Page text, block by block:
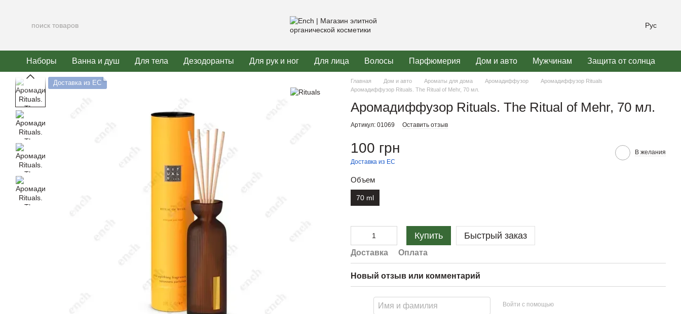
Рус
Наборы Ванна и душ Для тела Дезодоранты Для рук и ног Для лица Волосы Парфюмерия Дом и авто Мужчинам Защита от солнца
Доставка из ЕС Главная Дом и авто Ароматы для дома Аромадиффузор
Аромадиффузор Rituals
Аромадиффузор Rituals. The Ritual of Mehr, 70 мл.
Аромадиффузор Rituals. The Ritual of Mehr, 70 мл.
Артикул: 01069 Оставить отзыв
100 грн
Доставка из ЕС
В желания
Объем
70 ml
Купить Быстрый заказ
Доставка Оплата
Новый отзыв или комментарий
Войти с помощью